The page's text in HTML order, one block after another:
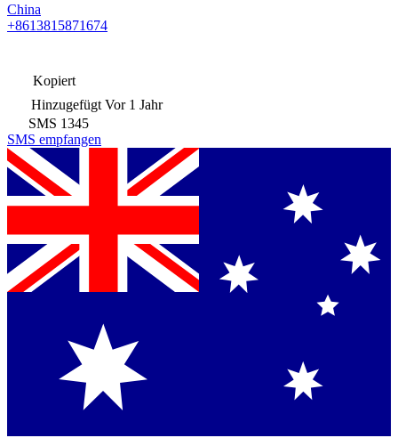
China
+8613815871674
Kopiert
Hinzugefügt Vor 1 Jahr
SMS 1345
SMS empfangen